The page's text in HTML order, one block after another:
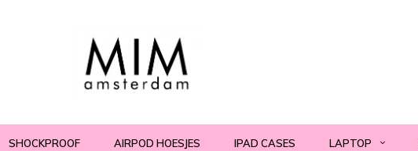
SHOCKPROOF AIRPOD HOESJES IPAD CASES LAPTOP